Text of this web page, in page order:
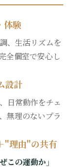
体験
、生活リズムを
全個室で安心し
設計
日常動作をチェ
無理のないプラ
"理由"の共有
ぜこの運動か」